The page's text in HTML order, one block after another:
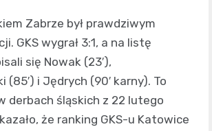
Zabrze był prawdziwym
GKS wygrał 3:1, a na listę
się Nowak (23′),
(85′) i Jędrych (90′ karny). To
derbach śląskich z 22 lutego
że ranking GKS-u Katowice